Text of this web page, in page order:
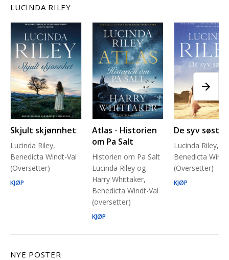
LUCINDA RILEY
Skjult skjønnhet
Lucinda Riley,
Benedicta Windt-Val
(Oversetter)
KJØP
Atlas - Historien
om Pa Salt
Historien om Pa Salt
Lucinda Riley og
Harry Whittaker,
Benedicta Windt-Val
(oversetter)
KJØP
De syv søstre
Lucinda Riley,
Benedicta
(Oversetter)
KJØP
NYE POSTER